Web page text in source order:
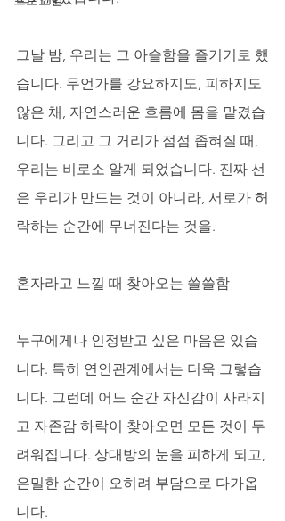
그날 밤, 우리는 그 아슬함을 즐기기로 했
습니다. 무언가를 강요하지도, 피하지도
않은 채, 자연스러운 흐름에 몸을 맡겼습
니다. 그리고 그 거리가 점점 좁혀질 때,
우리는 비로소 알게 되었습니다. 진짜 선
은 우리가 만드는 것이 아니라, 서로가 허
락하는 순간에 무너진다는 것을.
혼자라고 느낄 때 찾아오는 쓸쓸함
누구에게나 인정받고 싶은 마음은 있습
니다. 특히 연인관계에서는 더욱 그렇습
니다. 그런데 어느 순간 자신감이 사라지
고 자존감 하락이 찾아오면 모든 것이 두
려워집니다. 상대방의 눈을 피하게 되고,
은밀한 순간이 오히려 부담으로 다가옵
니다.